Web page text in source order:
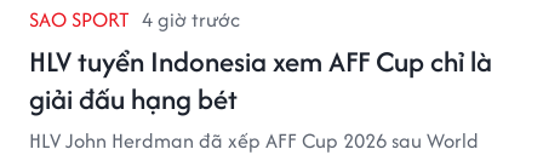
SAO SPORT 4 giờ trước
HLV tuyển Indonesia xem AFF Cup chỉ là
giải đấu hạng bét
HLV John Herdman đã xếp AFF Cup 2026 sau World